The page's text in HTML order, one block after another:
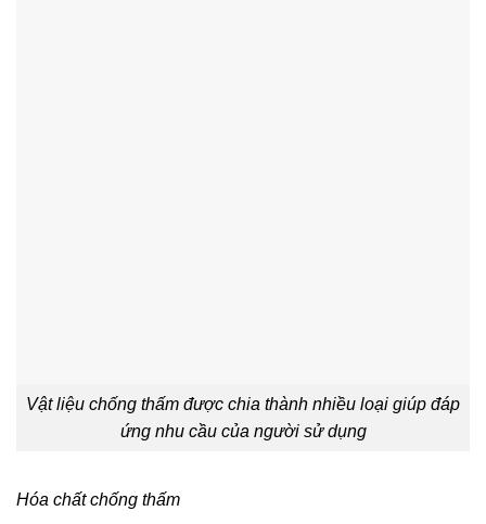
Vật liệu chống thấm được chia thành nhiều loại giúp đáp
ứng nhu cầu của người sử dụng
Hóa chất chống thấm